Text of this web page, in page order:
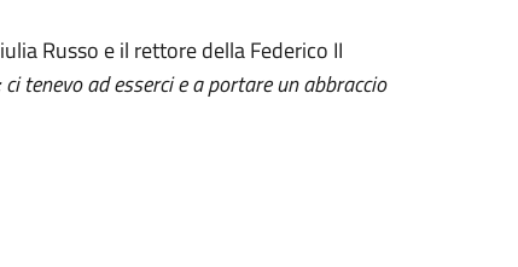
Russo e il rettore della Federico II
tenevo ad esserci e a portare un abbraccio